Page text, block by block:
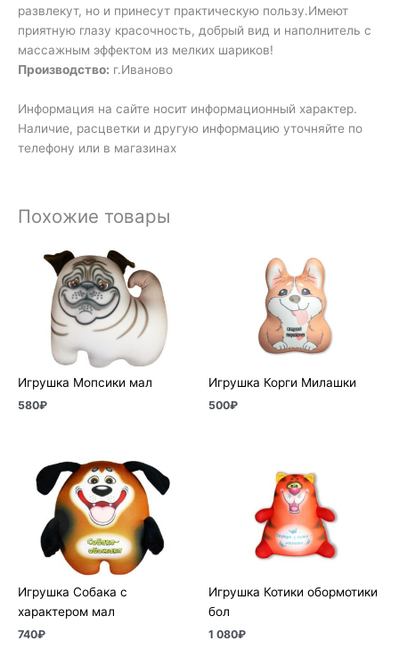
развлекут, но и принесут практическую пользу.Имеют
приятную глазу красочность, добрый вид и наполнитель с
массажным эффектом из мелких шариков!
Производство: г.Иваново
Информация на сайте носит информационный характер.
Наличие, расцветки и другую информацию уточняйте по
телефону или в магазинах
Похожие товары
Игрушка Мопсики мал
580₽
Игрушка Корги Милашки
500₽
Игрушка Собака с
характером мал
740₽
Игрушка Котики обормотики
бол
1 080₽